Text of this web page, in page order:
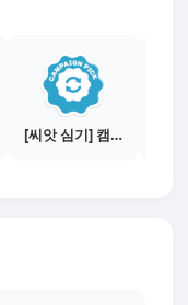
[씨앗 심기] 캠페인 전환하기